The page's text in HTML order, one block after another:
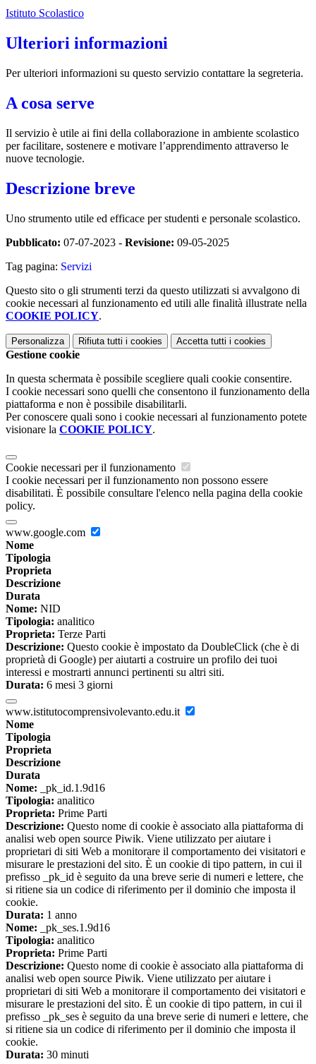
Istituto Scolastico
Ulteriori informazioni
Per ulteriori informazioni su questo servizio contattare la segreteria.
A cosa serve
Il servizio è utile ai fini della collaborazione in ambiente scolastico
per facilitare, sostenere e motivare l’apprendimento attraverso le
nuove tecnologie.
Descrizione breve
Uno strumento utile ed efficace per studenti e personale scolastico.
Pubblicato: 07-07-2023 - Revisione: 09-05-2025
Tag pagina: Servizi
Questo sito o gli strumenti terzi da questo utilizzati si avvalgono di
cookie necessari al funzionamento ed utili alle finalità illustrate nella
COOKIE POLICY.
Personalizza Rifiuta tutti i cookies Accetta tutti i cookies
Gestione cookie
In questa schermata è possibile scegliere quali cookie consentire.
I cookie necessari sono quelli che consentono il funzionamento della
piattaforma e non è possibile disabilitarli.
Per conoscere quali sono i cookie necessari al funzionamento potete
visionare la COOKIE POLICY.
Cookie necessari per il funzionamento
I cookie necessari per il funzionamento non possono essere
disabilitati. È possibile consultare l'elenco nella pagina della cookie
policy.
www.google.com
Nome
Tipologia
Proprieta
Descrizione
Durata
Nome: NID
Tipologia: analitico
Proprieta: Terze Parti
Descrizione: Questo cookie è impostato da DoubleClick (che è di
proprietà di Google) per aiutarti a costruire un profilo dei tuoi
interessi e mostrarti annunci pertinenti su altri siti.
Durata: 6 mesi 3 giorni
www.istitutocomprensivolevanto.edu.it
Nome
Tipologia
Proprieta
Descrizione
Durata
Nome: _pk_id.1.9d16
Tipologia: analitico
Proprieta: Prime Parti
Descrizione: Questo nome di cookie è associato alla piattaforma di
analisi web open source Piwik. Viene utilizzato per aiutare i
proprietari di siti Web a monitorare il comportamento dei visitatori e
misurare le prestazioni del sito. È un cookie di tipo pattern, in cui il
prefisso _pk_id è seguito da una breve serie di numeri e lettere, che
si ritiene sia un codice di riferimento per il dominio che imposta il
cookie.
Durata: 1 anno
Nome: _pk_ses.1.9d16
Tipologia: analitico
Proprieta: Prime Parti
Descrizione: Questo nome di cookie è associato alla piattaforma di
analisi web open source Piwik. Viene utilizzato per aiutare i
proprietari di siti Web a monitorare il comportamento dei visitatori e
misurare le prestazioni del sito. È un cookie di tipo pattern, in cui il
prefisso _pk_ses è seguito da una breve serie di numeri e lettere, che
si ritiene sia un codice di riferimento per il dominio che imposta il
cookie.
Durata: 30 minuti